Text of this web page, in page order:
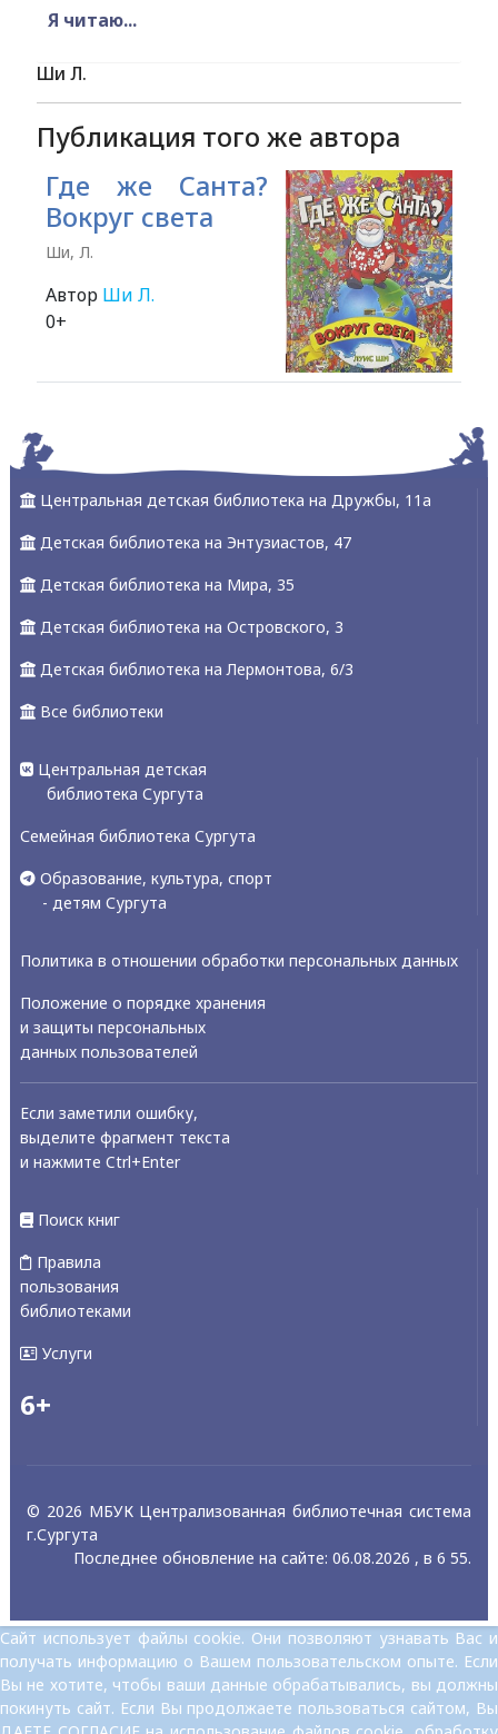
Я читаю...
Ши Л.
Публикация того же автора
Где же Санта?
Вокруг света
Ши, Л.
Автор Ши Л.
0+
Центральная детская библиотека на Дружбы, 11а
Детская библиотека на Энтузиастов, 47
Детская библиотека на Мира, 35
Детская библиотека на Островского, 3
Детская библиотека на Лермонтова, 6/3
Все библиотеки
Центральная детская
библиотека Сургута
Семейная библиотека Сургута
Образование, культура, спорт
- детям Сургута
Политика в отношении обработки персональных данных
Положение о порядке хранения
и защиты персональных
данных пользователей
Если заметили ошибку,
выделите фрагмент текста
и нажмите Ctrl+Enter
Поиск книг
Правила
пользования
библиотеками
Услуги
6+
© 2026 МБУК Централизованная библиотечная система
г.Сургута
Последнее обновление на сайте: 06.08.2026 , в 6 55.
Сайт использует файлы cookie. Они позволяют узнавать Вас и
получать информацию о Вашем пользовательском опыте. Если
Вы не хотите, чтобы ваши данные обрабатывались, вы должны
покинуть сайт. Если Вы продолжаете пользоваться сайтом, Вы